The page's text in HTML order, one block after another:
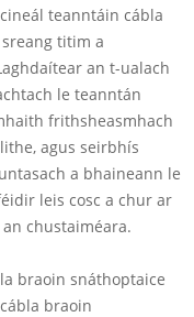
teanntáin cábla
titim a
an t-ualach
le teanntán
frithsheasmhach
agus seirbhís
a bhaineann le
leis cosc ​​a chur ar
chustaiméara.
braoin snáthoptaice
braoin